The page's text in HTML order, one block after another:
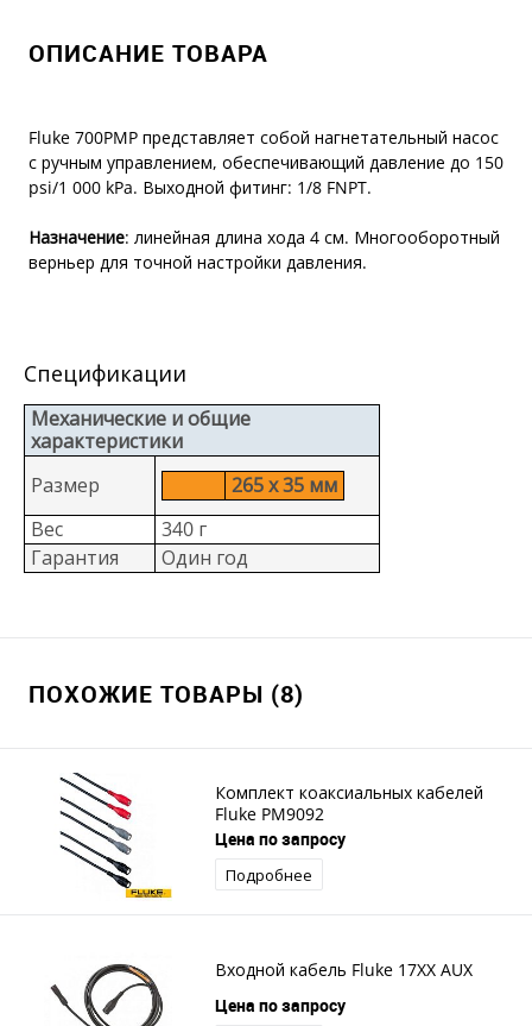
ОПИСАНИЕ ТОВАРА
Fluke 700PMP представляет собой нагнетательный насос
с ручным управлением, обеспечивающий давление до 150
psi/1 000 kPa. Выходной фитинг: 1/8 FNPT.
Назначение: линейная длина хода 4 см. Многооборотный
верньер для точной настройки давления.
Спецификации
Механические и общие
характеристики
Размер
265 x 35 мм
Вес
340 г
Гарантия
Один год
ПОХОЖИЕ ТОВАРЫ (8)
Комплект коаксиальных кабелей
Fluke PM9092
Цена по запросу
Подробнее
Входной кабель Fluke 17XX AUX
Цена по запросу